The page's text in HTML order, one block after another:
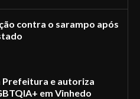
contra o sarampo após
Prefeitura e autoriza
em Vinhedo